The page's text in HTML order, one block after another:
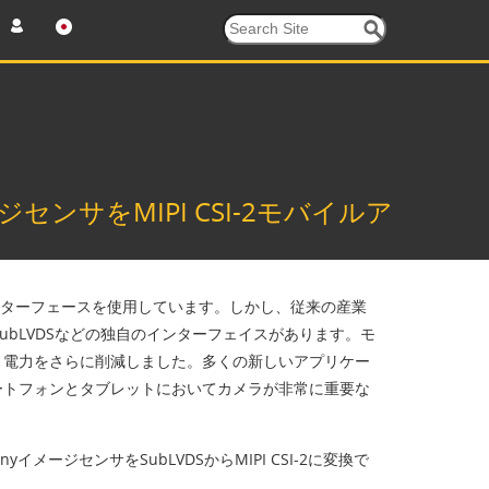
センサをMIPI CSI-2モバイルア
ーフェースを使用しています。しかし、従来の産業
などの独自のインターフェイスがあります。モ
力をさらに削減しました。多くの新しいアプリケー
フォンとタブレットにおいてカメラが非常に重要な
イメージセンサをSubLVDSからMIPI CSI-2に変換で